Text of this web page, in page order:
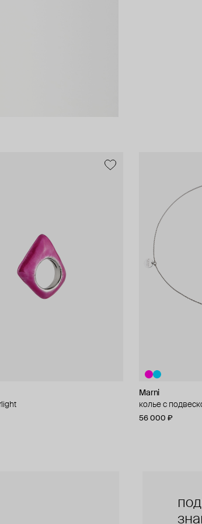
Marni
колье с
56 000 ₽
Marni
брелок
46 000 ₽